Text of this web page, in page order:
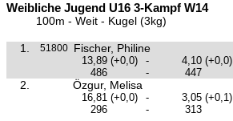
Weibliche Jugend U16 3-Kampf W14
100m - Weit - Kugel (3kg)
1. 51800 Fischer, Philine
13,89 (+0,0) - 4,10 (+0,0)
486
- 447
2. Özgur, Melisa
16,81 (+0,0) - 3,05 (+0,1)
296
- 313